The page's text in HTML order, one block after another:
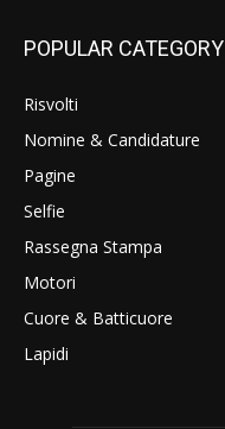
POPULAR CATEGORY
Risvolti
Nomine & Candidature
Pagine
Selfie
Rassegna Stampa
Motori
Cuore & Batticuore
Lapidi